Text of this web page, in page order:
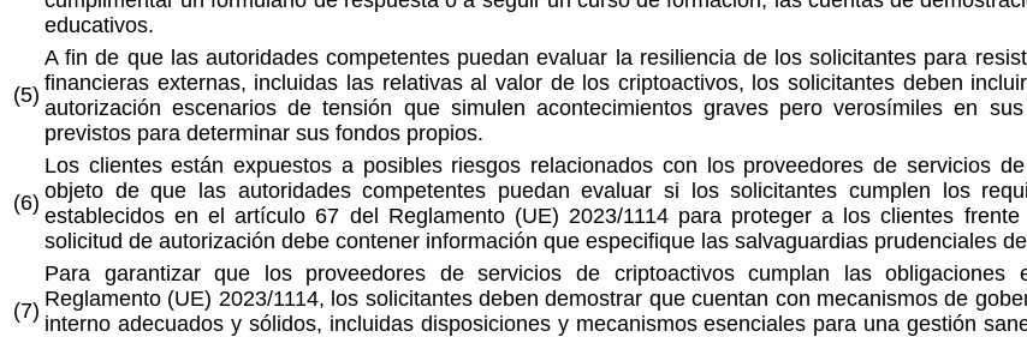
educativos.
(5)
A fin de que las autoridades competentes puedan evaluar la resiliencia de los solicitantes para
financieras externas, incluidas las relativas al valor de los criptoactivos, los solicitantes deben
autorización escenarios de tensión que simulen acontecimientos graves pero verosímiles en
previstos para determinar sus fondos propios.
(6)
Los clientes están expuestos a posibles riesgos relacionados con los proveedores de servicios
objeto de que las autoridades competentes puedan evaluar si los solicitantes cumplen los
establecidos en el artículo 67 del Reglamento (UE) 2023/1114 para proteger a los clientes
solicitud de autorización debe contener información que especifique las salvaguardias prudenciales
(7)
Para garantizar que los proveedores de servicios de criptoactivos cumplan las obligaciones
Reglamento (UE) 2023/1114, los solicitantes deben demostrar que cuentan con mecanismos de
interno adecuados y sólidos, incluidas disposiciones y mecanismos esenciales para una gestión